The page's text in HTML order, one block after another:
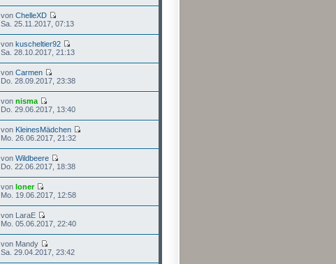
von ChelleXD
Sa. 25.11.2017, 07:13
von kuscheltier92
Sa. 28.10.2017, 21:13
von Carmen
Do. 28.09.2017, 23:38
von nisma
Do. 29.06.2017, 13:40
von KleinesMädchen
Mo. 26.06.2017, 21:32
von Wildbeere
Do. 22.06.2017, 18:38
von loner
Mo. 19.06.2017, 12:58
von LaraE
Mo. 05.06.2017, 22:40
von Mandy
Sa. 29.04.2017, 23:42